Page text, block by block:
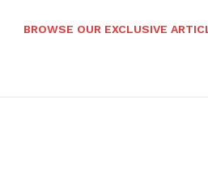
BROWSE OUR EXCLUSIVE